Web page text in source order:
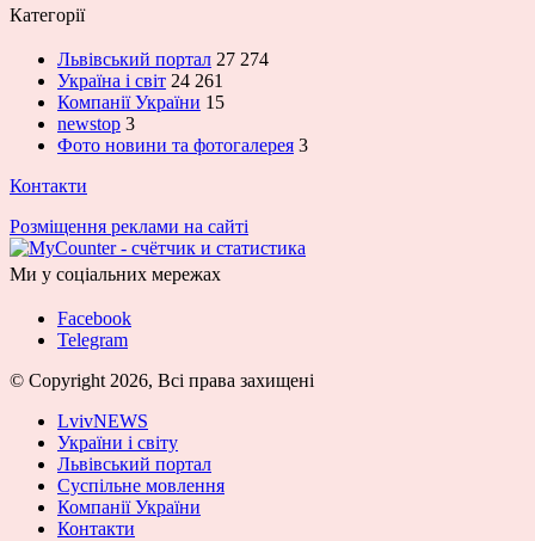
Категорії
Львівський портал 27 274
Україна і світ 24 261
Компанії України 15
newstop 3
Фото новини та фотогалерея 3
Контакти
Розміщення реклами на сайті
Ми у соціальних мережах
Facebook
Telegram
© Copyright 2026, Всі права захищені
LvivNEWS
України і світу
Львівський портал
Суспільне мовлення
Компанії України
Контакти